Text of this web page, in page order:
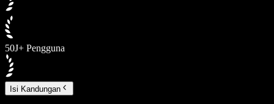
50J+ Pengguna
Isi Kandungan